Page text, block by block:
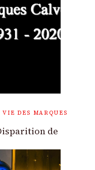
VIE DES MARQUES
de